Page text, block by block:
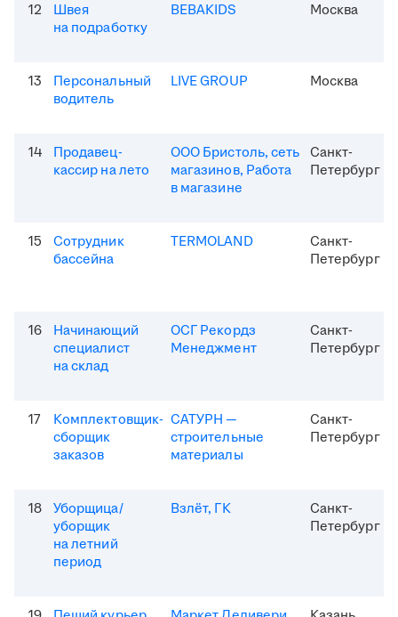
12
Швея
на подработку
BEBAKIDS Москва
13
Персональный
водитель
LIVE GROUP Москва
14
Продавец-
кассир на лето
ООО Бристоль, сеть
магазинов, Работа
в магазине
Санкт-
Петербург
15
Сотрудник
бассейна
TERMOLAND
Санкт-
Петербург
16
Начинающий
специалист
на склад
ОСГ Рекордз
Менеджмент
Санкт-
Петербург
17
Комплектовщик-
сборщик
заказов
САТУРН —
строительные
материалы
Санкт-
Петербург
18
Уборщица/
уборщик
на летний
период
Взлёт, ГК
Санкт-
Петербург